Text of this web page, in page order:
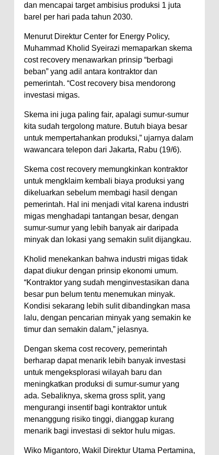
dan mencapai target ambisius produksi 1 juta
barel per hari pada tahun 2030.
Menurut Direktur Center for Energy Policy,
Muhammad Kholid Syeirazi memaparkan skema
cost recovery menawarkan prinsip “berbagi
beban” yang adil antara kontraktor dan
pemerintah. “Cost recovery bisa mendorong
investasi migas.
Skema ini juga paling fair, apalagi sumur-sumur
kita sudah tergolong mature. Butuh biaya besar
untuk mempertahankan produksi,” ujarnya dalam
wawancara telepon dari Jakarta, Rabu (19/6).
Skema cost recovery memungkinkan kontraktor
untuk mengklaim kembali biaya produksi yang
dikeluarkan sebelum membagi hasil dengan
pemerintah. Hal ini menjadi vital karena industri
migas menghadapi tantangan besar, dengan
sumur-sumur yang lebih banyak air daripada
minyak dan lokasi yang semakin sulit dijangkau.
Kholid menekankan bahwa industri migas tidak
dapat diukur dengan prinsip ekonomi umum.
“Kontraktor yang sudah menginvestasikan dana
besar pun belum tentu menemukan minyak.
Kondisi sekarang lebih sulit dibandingkan masa
lalu, dengan pencarian minyak yang semakin ke
timur dan semakin dalam,” jelasnya.
Dengan skema cost recovery, pemerintah
berharap dapat menarik lebih banyak investasi
untuk mengeksplorasi wilayah baru dan
meningkatkan produksi di sumur-sumur yang
ada. Sebaliknya, skema gross split, yang
mengurangi insentif bagi kontraktor untuk
menanggung risiko tinggi, dianggap kurang
menarik bagi investasi di sektor hulu migas.
Wiko Migantoro, Wakil Direktur Utama Pertamina,